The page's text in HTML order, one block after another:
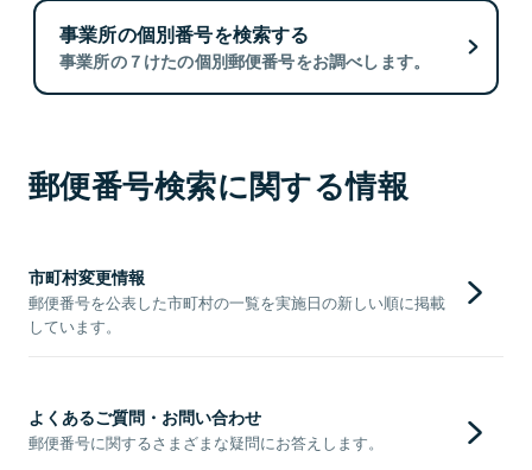
事業所の個別番号を検索する
事業所の７けたの個別郵便番号をお調べします。
郵便番号検索に関する情報
市町村変更情報
郵便番号を公表した市町村の一覧を実施日の新しい順に掲載
しています。
よくあるご質問・お問い合わせ
郵便番号に関するさまざまな疑問にお答えします。